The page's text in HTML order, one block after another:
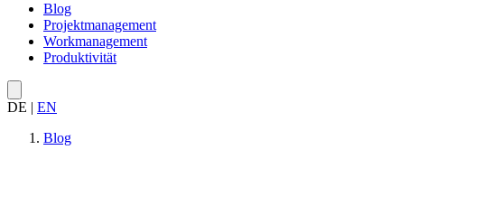
Blog
Projektmanagement
Workmanagement
Produktivität
DE | EN
Blog